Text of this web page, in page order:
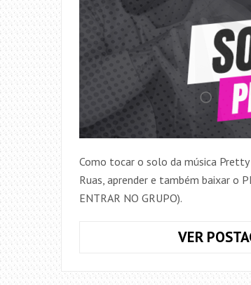
Como tocar o solo da música
Ruas, aprender e também baixar o
ENTRAR NO GRUPO).
VER